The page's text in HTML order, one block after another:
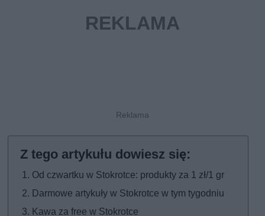
Od czwartku w Stokrotce: produkty za 1 zł/1 gr
Darmowe artykuły w Stokrotce w tym tygodniu
Kawa za free w Stokrotce